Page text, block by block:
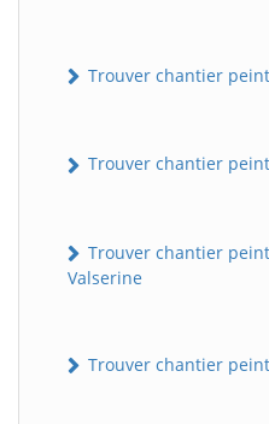
Trouver chantier
Trouver chantier
Trouver chantier
Valserine
Trouver chantier